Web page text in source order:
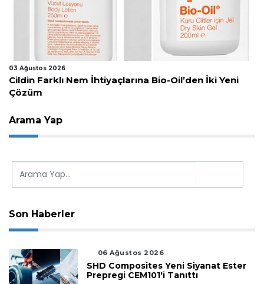
Yeni
29 Temmuz 2026
KÜAD’dan Kozmetik Sektörü İçin Kamu
Arama Yap
Son Haberler
06 Ağustos 2026
SHD Composites Yeni Siyanat Ester
Prepregi CEM101'i Tanıttı